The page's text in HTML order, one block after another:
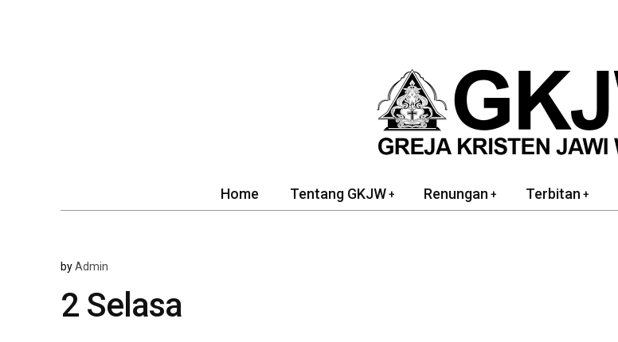
Home Tentang GKJW Renungan Terbitan
byAdmin
2 Selasa